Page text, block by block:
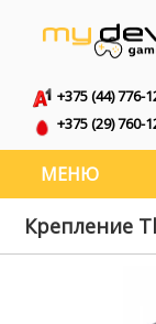
+375 (44) 776-
+375 (29) 760-
МЕНЮ
Крепление